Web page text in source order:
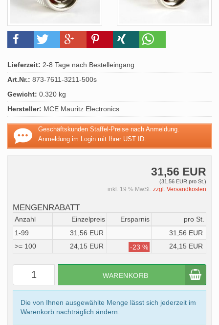
Lieferzeit: 2-8 Tage nach Bestelleingang
Art.Nr.: 873-7611-3211-500s
Gewicht: 0.320 kg
Hersteller: MCE Mauritz Electronics
Geschäftskunden Staffel-Preise nach Anmeldung.
Anmeldung im Login mit Ihrer UST ID.
31,56 EUR
(31,56 EUR pro St.)
inkl. 19 % MwSt. zzgl. Versandkosten
MENGENRABATT
Anzahl Einzelpreis Ersparnis
pro St.
1-99
31,56 EUR
31,56 EUR
>= 100
24,15 EUR -23 % 24,15 EUR
WARENKORB
Die von Ihnen ausgewählte Menge lässt sich jederzeit im
Warenkorb nachträglich ändern.